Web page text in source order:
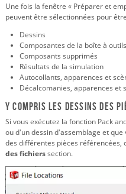
Une fois la fenêtre « Préparer et
peuvent être sélectionnées pour
Dessins
Composantes de la boîte à outils
Composants supprimés
Résultats de la simulation
Autocollants, apparences et
Décalcomanies, apparences et
Y compris les dessins des
Si vous exécutez la fonction Pack
ou d'un dessin d'assemblage et
des différentes pièces référencées,
des fichierssection.